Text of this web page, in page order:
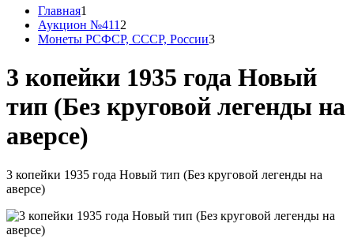
Главная1
Аукцион №411 2
Монеты РСФСР, СССР, России3
3 копейки 1935 года Новый
тип (Без круговой легенды на
аверсе)
3 копейки 1935 года Новый тип (Без круговой легенды на
аверсе)